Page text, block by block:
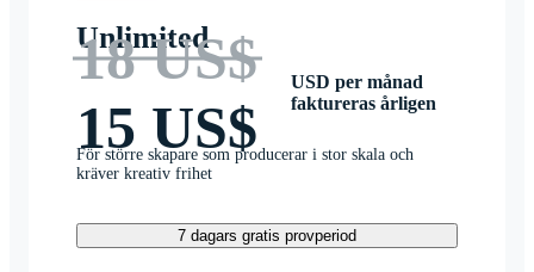
Unlimited
18 US$
15 US$
USD per månad
faktureras årligen
För större skapare som producerar i stor skala och
kräver kreativ frihet
7 dagars gratis provperiod